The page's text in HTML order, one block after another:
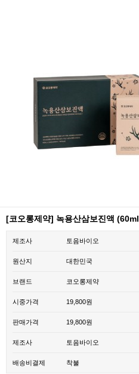
[코오롱제약] 녹용산삼보진액
제조사 토음바이오
원산지 대한민국
브랜드 코오롱제약
시중가격 19,800원
판매가격 19,800원
제조사 토음바이오
배송비결제 착불